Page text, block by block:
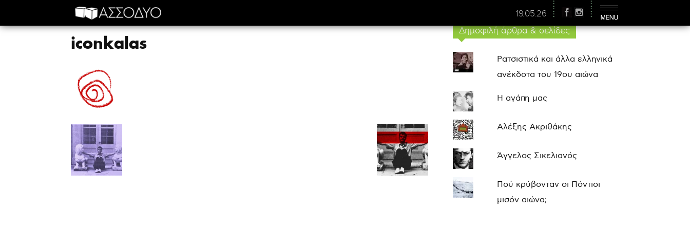
19.05.26
iconkalas
Δημοφιλή άρθρα & σελίδες
Ρατσιστικά και άλλα ελληνικά
ανέκδοτα του 19ου αιώνα
Η αγάπη μας
Αλέξης Ακριθάκης
Άγγελος Σικελιανός
Πού κρύβονταν οι Πόντιοι
μισόν αιώνα;